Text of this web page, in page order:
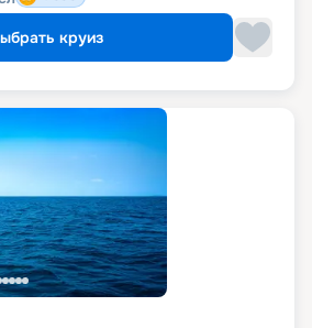
круиз